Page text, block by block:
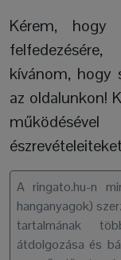
Kérem,
kívánom, hogy
az oldalunkon!
A ringato.hu-n
hanganyagok)
tartalmának
átdolgozása és